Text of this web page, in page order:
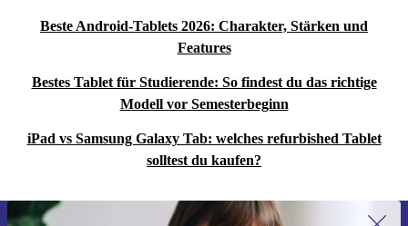
Beste Android-Tablets 2026: Charakter, Stärken und
Features
Bestes Tablet für Studierende: So findest du das richtige
Modell vor Semesterbeginn
iPad vs Samsung Galaxy Tab: welches refurbished Tablet
solltest du kaufen?